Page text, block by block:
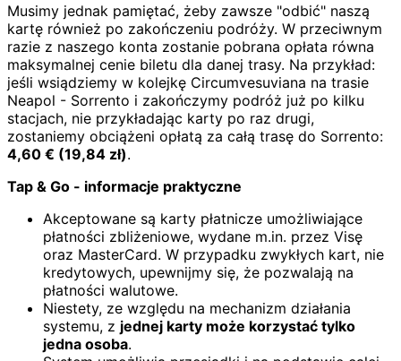
Musimy jednak pamiętać, żeby zawsze "odbić" naszą
kartę również po zakończeniu podróży. W przeciwnym
razie z naszego konta zostanie pobrana opłata równa
maksymalnej cenie biletu dla danej trasy. Na przykład:
jeśli wsiądziemy w kolejkę Circumvesuviana na trasie
Neapol - Sorrento i zakończymy podróż już po kilku
stacjach, nie przykładając karty po raz drugi,
zostaniemy obciążeni opłatą za całą trasę do Sorrento:
4,60 € (19,84 zł).
Tap & Go - informacje praktyczne
Akceptowane są karty płatnicze umożliwiające
płatności zbliżeniowe, wydane m.in. przez Visę
oraz MasterCard. W przypadku zwykłych kart, nie
kredytowych, upewnijmy się, że pozwalają na
płatności walutowe.
Niestety, ze względu na mechanizm działania
systemu, z jednej karty może korzystać tylko
jedna osoba.